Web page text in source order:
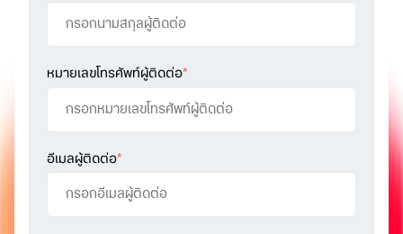
หมายเลขโทรศัพท์ผู้ติดต่อ*
อีเมลผู้ติดต่อ*